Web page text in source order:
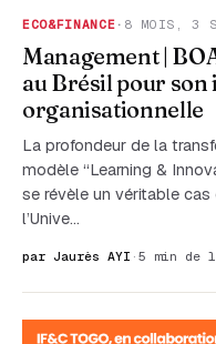
ECO&FINANCE · 8 MOIS, 3
Management |
au Brésil pour
organisationnelle
La profondeur de la
modèle “Learning &
se révèle un véritable
l’Unive…
par Jaurès AYI · 5 min de